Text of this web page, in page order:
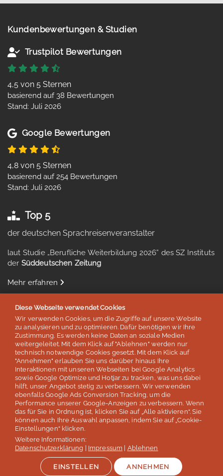
Kundenbewertungen & Studien
Trustpilot Bewertungen
4,5 von 5 Sternen
basierend auf 38 Bewertungen
Stand: Juli 2026
Google Bewertungen
4,8 von 5 Sternen
basierend auf 254 Bewertungen
Stand: Juli 2026
Top 5
der deutschen Sprachreisenveranstalter
laut Studie „Berufliche Weiterbildung 2026” des SZ Instituts
der Süddeutschen Zeitung
Mehr erfahren
Auszeichnungen & Mitgliedschaften
© lernen & helfen Sprachreisen - Inh. Silvia Schröder
Impressum
Datenschutz AGB / Reisebedingungen
Diese Webseite verwendet Cookies
Wir verwenden Cookies, um die Zugriffe auf unsere Website
zu analysieren und zu optimieren. Dafür benötigen wir Ihre
Zustimmung. Es werden keine Daten an soziale Medien
weitergeleitet. Mit dem Klick auf "Ablehnen" werden nur
technisch notwendige Cookies gesetzt. Mit dem Klick auf
"Annehmen" erlauben Sie uns darüber hinaus Ihre
Interaktionen mit unseren Webseiten bei Google Analytics
sowie Google Optimize und Hotjar zu tracken, was uns dabei
hilft, unser Angebot stetig zu verbessern. Wir verwenden
ebenfalls Google Ads Conversion Tracking, um die
Performance unserer Google-Anzeigen zu verbessern. Wenn
das für Sie in Ordnung ist, klicken Sie auf „Alle aktivieren“. Sie
können auch Ihre Auswahl anpassen, indem Sie auf „Cookie-
Einstellungen“ klicken.
Weitere Informationen:
Datenschutzerklärung
Impressum Ablehnen
EINSTELLEN ANNEHMEN